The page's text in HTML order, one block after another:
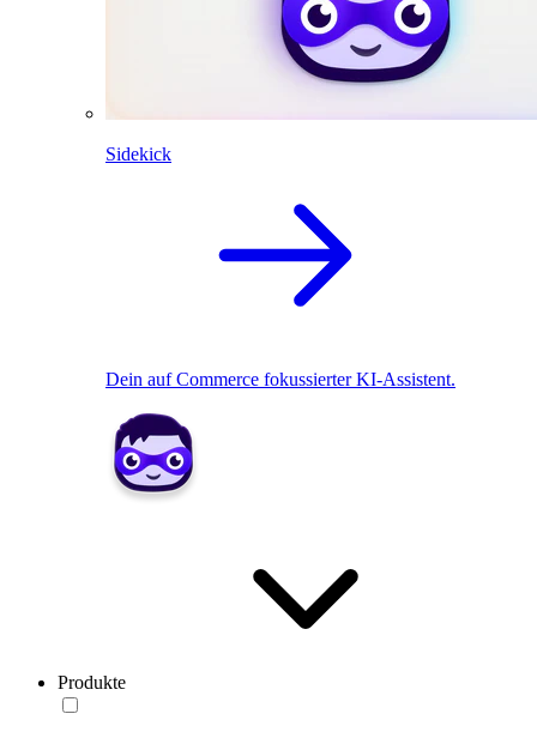
Sidekick
Dein auf Commerce fokussierter KI-Assistent.
Produkte